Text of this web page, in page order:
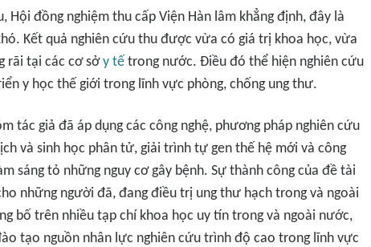
Hội đồng nghiệm thu cấp Viện Hàn lâm khẳng định, đây là
Kết quả nghiên cứu thu được vừa có giá trị khoa học, vừa
rãi tại các cơ sởy tế trong nước. Điều đó thể hiện nghiên cứu
y học thế giới trong lĩnh vực phòng, chống ung thư.
tác giả đã áp dụng các công nghệ, phương pháp nghiên cứu
và sinh học phân tử, giải trình tự gen thế hệ mới và công
sáng tỏ những nguy cơ gây bệnh. Sự thành công của đề tài
những người đã, đang điều trị ung thư hạch trong và ngoài
bố trên nhiều tạp chí khoa học uy tín trong và ngoài nước,
tạo nguồn nhân lực nghiên cứu trình độ cao trong lĩnh vực